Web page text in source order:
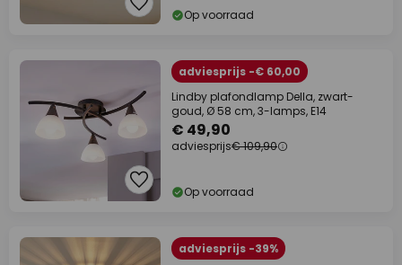
Op voorraad
adviesprijs -€ 60,00
Lindby plafondlamp Della, zwart-
goud, Ø 58 cm, 3-lamps, E14
€ 49,90
adviesprijs€ 109,90
Op voorraad
adviesprijs -39%